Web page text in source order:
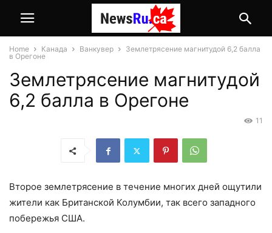
Home Канада Ванкувер
Землетрясение магнитудой 6,2 балла
в Орегоне
Землетрясение магнитудой
6,2 балла в Орегоне
11
Второе землетрясение в течение многих дней ощутили
жители как Британской Колумбии, так всего западного
побережья США.